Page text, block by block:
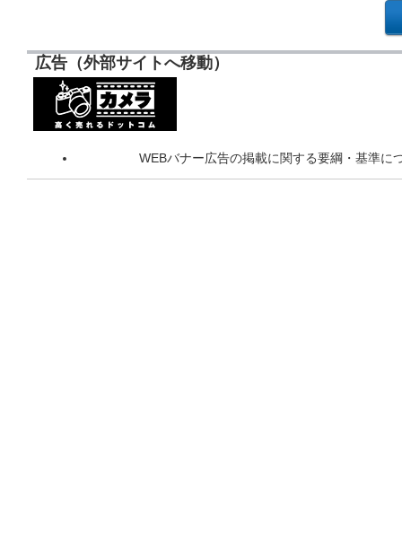
広告（外部サイトへ移動）
WEBバナー広告の掲載に関する要綱・基準に